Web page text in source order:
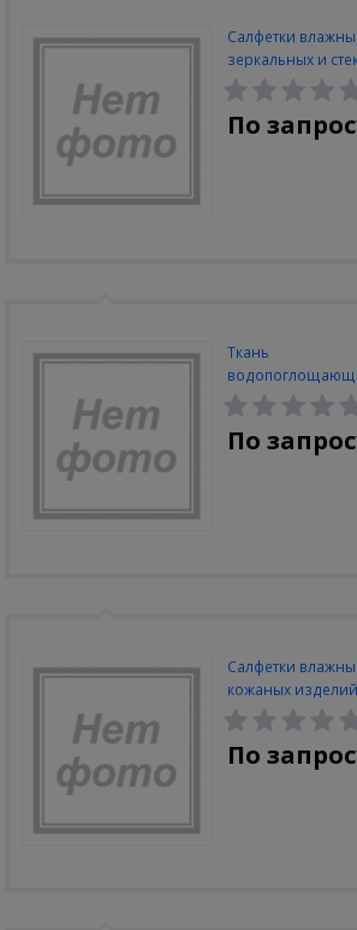
Салфетки
зеркальных и
поверхностей
шт., лимон
По
Ткань
Plas Senu, в тубе,
желтая
По
Салфетки
кожаных
20 шт., лимон
По